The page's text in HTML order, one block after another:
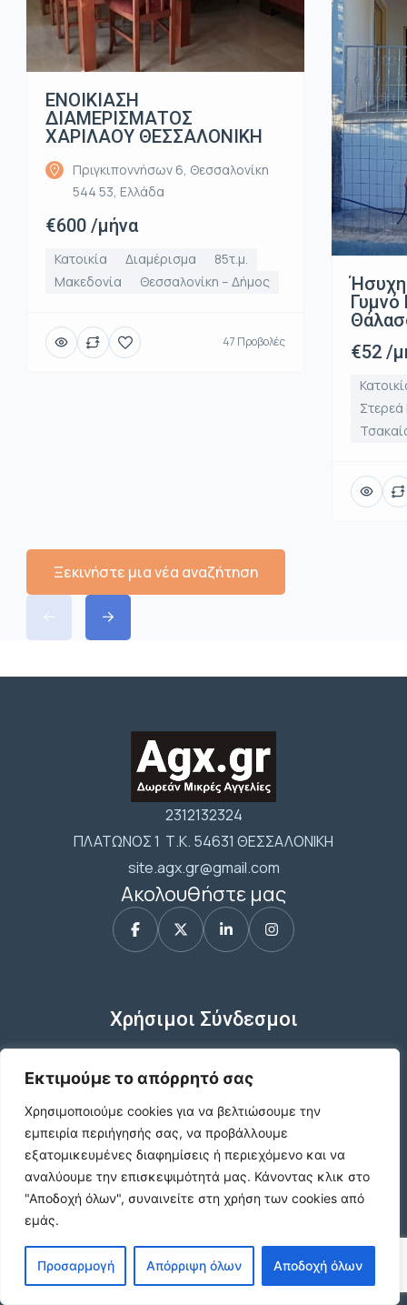
Εκτιμούμε το απόρρητό σας
Χρησιμοποιούμε cookies για να βελτιώσουμε την
εμπειρία περιήγησής σας, να προβάλλουμε
εξατομικευμένες διαφημίσεις ή περιεχόμενο και να
αναλύουμε την επισκεψιμότητά μας. Κάνοντας κλικ στο
"Αποδοχή όλων", συναινείτε στη χρήση των cookies από
εμάς.
Προσαρμογή Απόρριψη όλων Αποδοχή όλων
ΕΝΟΙΚΙΑΣΗ
ΔΙΑΜΕΡΙΣΜΑΤΟΣ
ΧΑΡΙΛΑΟΥ ΘΕΣΣΑΛΟΝΙΚΗ
Πριγκιποννήσων 6, Θεσσαλονίκη
544 53, Ελλάδα
€600 /μήνα
Κατοικία Διαμέρισμα
85τ.μ.
Μακεδονία
Θεσσαλονίκη – Δήμος
47 Προβολές
Γυμνό
€52 /
Ξεκινήστε μια νέα αναζήτηση
2312132324
ΠΛΑΤΩΝΟΣ 1 Τ.Κ. 54631 ΘΕΣΣΑΛΟΝΙΚΗ
site.agx.gr@gmail.com
Ακολουθήστε μας
Χρήσιμοι Σύνδεσμοι
Όροι χρήσης
Πολιτική Απορρήτου
Πολιτική δεδομένων